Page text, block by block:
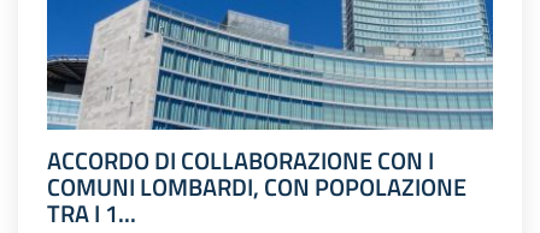
ACCORDO DI COLLABORAZIONE CON I
COMUNI LOMBARDI, CON POPOLAZIONE
TRA I 1...